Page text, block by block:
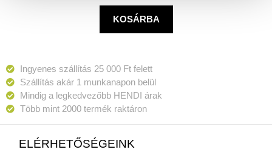
KOSÁRBA
Ingyenes szállítás 25 000 Ft felett
Szállítás akár 1 munkanapon belül
Mindig a legkedvezőbb HENDI árak
Több mint 2000 termék raktáron
ELÉRHETŐSÉGEINK